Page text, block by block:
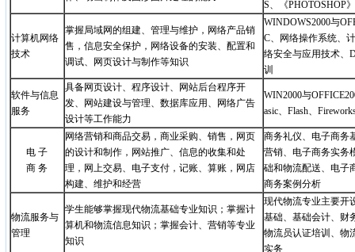
S、《PHOTOSHOP》
计算机网络
技术
掌握局域网的组建、管理与维护，网络产品销
售，信息安全保护，网络设备的安装、配置和
调试、网页设计与制作等知识
WINDOWS2000与
C、网络操作系统、
络安全与应用技术、
训
软件与信息
服务
具备网页设计、程序设计、网站后台程序开
发、网站建设与管理、数据库应用、网络广告
设计等工作能力
WIN2000与
asic、Flash、
电 子
商 务
网络营销和商品交易，商业采购、销售，网页
的设计和制作，网站推广、信息的收集和处
理，网上交易、电子支付，记账、算账，网店
构建、维护和经营
商务礼仪、电子商务
营销、电子商务实务
础和物流配送、电子
商务案例分析
物流服务与
管理
学生能够掌握现代物流基础专业知识；掌握计
算机和物流信息知识；掌握会计、营销等专业
知识
现代物流专业主要开
基础、基础会计、财
物流员认证培训、物
实务